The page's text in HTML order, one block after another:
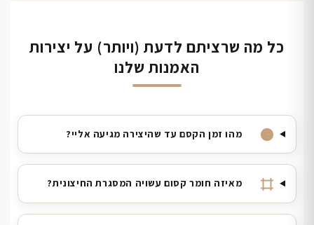
כל מה שרציתם לדעת (ויותר) על יצירות
האמנות שלנו
מהו זמן הקסם עד שהיצירה מגיעה אליי?
מאיזה חומר קסום עשויה המסגרת החיצונית?